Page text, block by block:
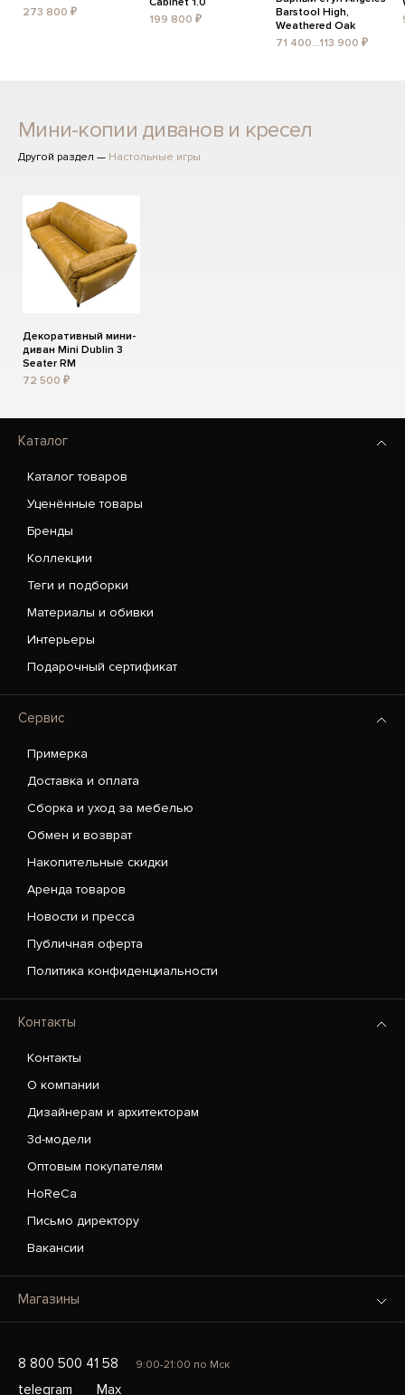
273 800 ₽
199 800 ₽
Barstool High,
Weathered Oak
71 400...113 900 ₽
Мини-копии диванов и кресел
Другой раздел — Настольные игры
Декоративный мини-
диван Mini Dublin 3
Seater RM
72 500 ₽
Каталог
Каталог товаров
Уценённые товары
Бренды
Коллекции
Теги и подборки
Материалы и обивки
Интерьеры
Подарочный сертификат
Сервис
Примерка
Доставка и оплата
Сборка и уход за мебелью
Обмен и возврат
Накопительные скидки
Аренда товаров
Новости и пресса
Публичная оферта
Политика конфиденциальности
Контакты
Контакты
О компании
Дизайнерам и архитекторам
3d-модели
Оптовым покупателям
HoReCa
Письмо директору
Вакансии
Магазины
8 800 500 41 58 9:00-21:00 по Мск
telegram Max